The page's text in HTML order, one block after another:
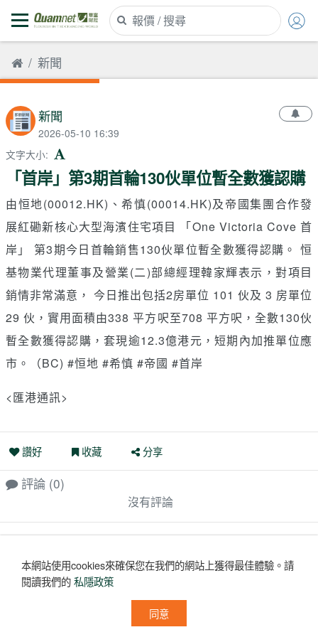
新聞
新聞
2026-05-10 16:39
文字大小:
「首岸」第3期首輪130伙單位暫全數獲認購
由恒地(00012.HK)、希慎(00014.HK)及帝國集團合作發
展紅磡新核心大型海濱住宅項目 「One Victoria Cove 首
岸」 第3期今日首輪銷售130伙單位暫全數獲得認購。 恒
基物業代理董事及營業(二)部總經理韓家輝表示，對項目
銷情非常滿意， 今日推出包括2房單位 101 伙及 3 房單位
29 伙，實用面積由338 平方呎至708 平方呎，全數130伙
暫全數獲得認購，套現逾12.3億港元，短期內加推單位應
市。（BC) #恒地 #希慎 #帝國 #首岸
<匯港通訊>
讚好 收藏 分享
評論 (0)
沒有評論
本網站使用cookies來確保您在我們的網站上獲得最佳體驗。請
閱讀我們的私隱政策
同意